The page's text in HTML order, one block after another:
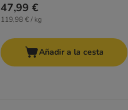
47,99 €
119,98 € / kg
Añadir a la cesta